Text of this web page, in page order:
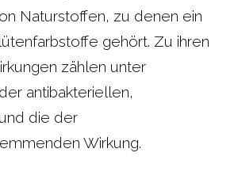
Naturstoffen, zu denen ein
gehört. Zu ihren
zählen unter
antibakteriellen,
die der
Wirkung.